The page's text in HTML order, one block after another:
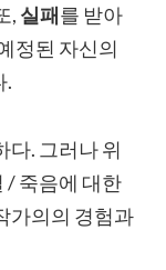
, 실패를 받아
정된 자신의
.
다. 그러나 위
/ 죽음에 대한
가의의 경험과